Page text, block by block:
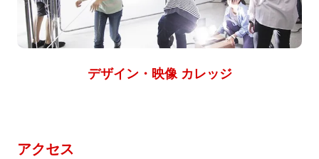
デザイン・映像 カレッジ
アクセス